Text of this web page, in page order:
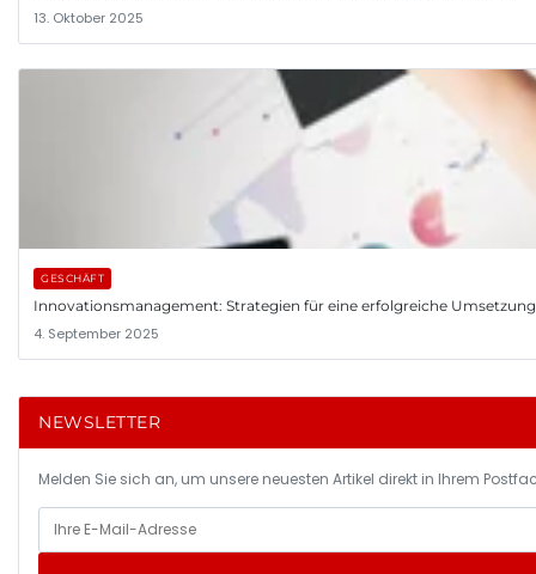
13. Oktober 2025
GESCHÄFT
Innovationsmanagement: Strategien für eine erfolgreiche
4. September 2025
NEWSLETTER
Melden Sie sich an, um unsere neuesten Artikel direkt in Ihrem